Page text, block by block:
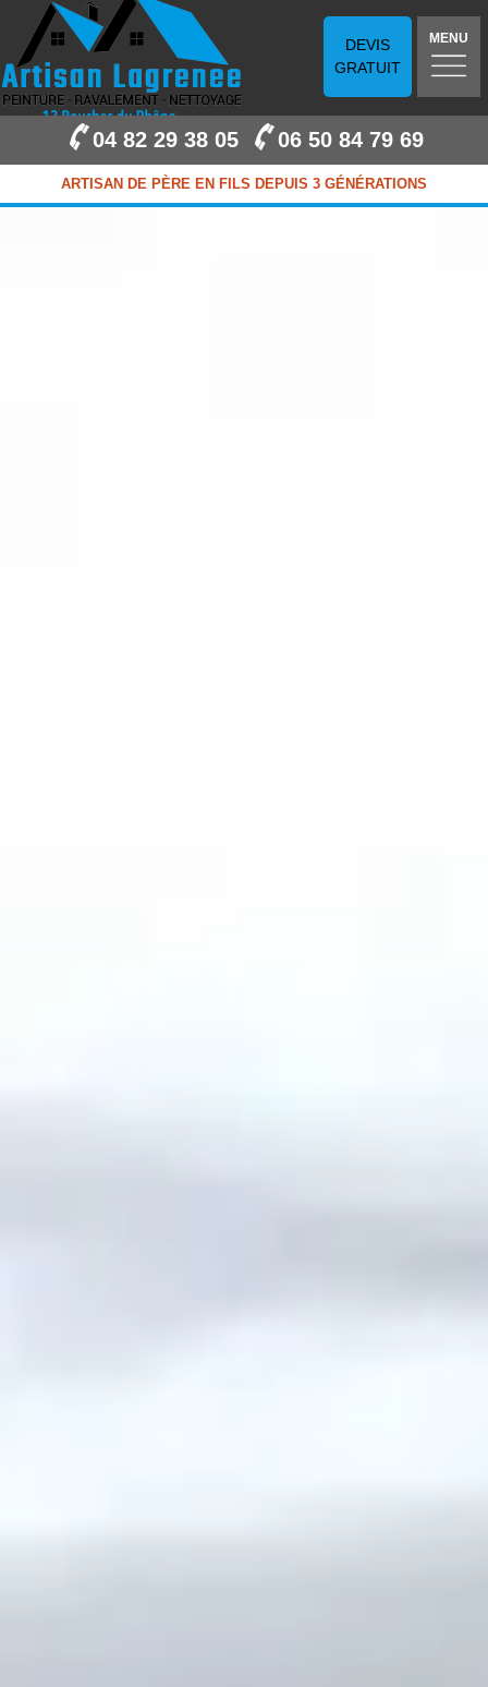
DEVIS
GRATUIT
MENU
04 82 29 38 05 06 50 84 79 69
ARTISAN DE PÈRE EN FILS DEPUIS 3 GÉNÉRATIONS